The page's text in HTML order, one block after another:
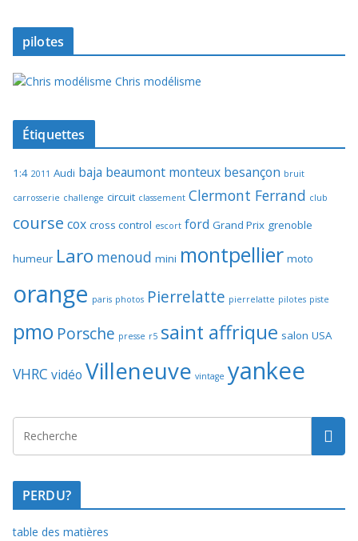
pilotes
Chris modélisme
Étiquettes
1:4 2011 Audi baja beaumont monteux besançon bruit
carrosserie challenge circuit classement Clermont Ferrand club
course cox cross control escort ford Grand Prix grenoble
humeur Laro menoud mini montpellier moto
orange paris photos Pierrelatte pierrelatte pilotes piste
pmo Porsche presse r5 saint affrique salon USA
VHRC vidéo Villeneuve vintage yankee
PERDU?
table des matières